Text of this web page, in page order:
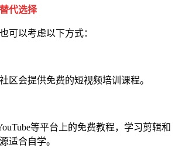
代选择
可以考虑以下方式：
区会提供免费的短视频培训课程。
等平台上的免费教程，学习剪辑和
适合自学。